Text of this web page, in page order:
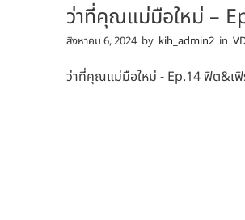
ว่าที่คุณแม่มือใหม่ –
สิงหาคม 6, 2024 by kih_admin2 in
ว่าที่คุณแม่มือใหม่ - Ep.14 ฟิต&เ